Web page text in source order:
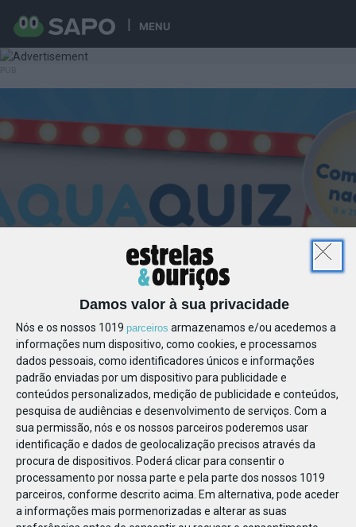
MENU
Damos valor à sua privacidade
Nós e os nossos 1019 parceiros armazenamos e/ou acedemos a
informações num dispositivo, como cookies, e processamos
dados pessoais, como identificadores únicos e informações
padrão enviadas por um dispositivo para publicidade e
conteúdos personalizados, medição de publicidade e conteúdos,
pesquisa de audiências e desenvolvimento de serviços. Com a
sua permissão, nós e os nossos parceiros poderemos usar
identificação e dados de geolocalização precisos através da
procura de dispositivos. Poderá clicar para consentir o
processamento por nossa parte e pela parte dos nossos 1019
parceiros, conforme descrito acima. Em alternativa, pode aceder
a informações mais pormenorizadas e alterar as suas
MAR 07
BS_Epal_Mar’23